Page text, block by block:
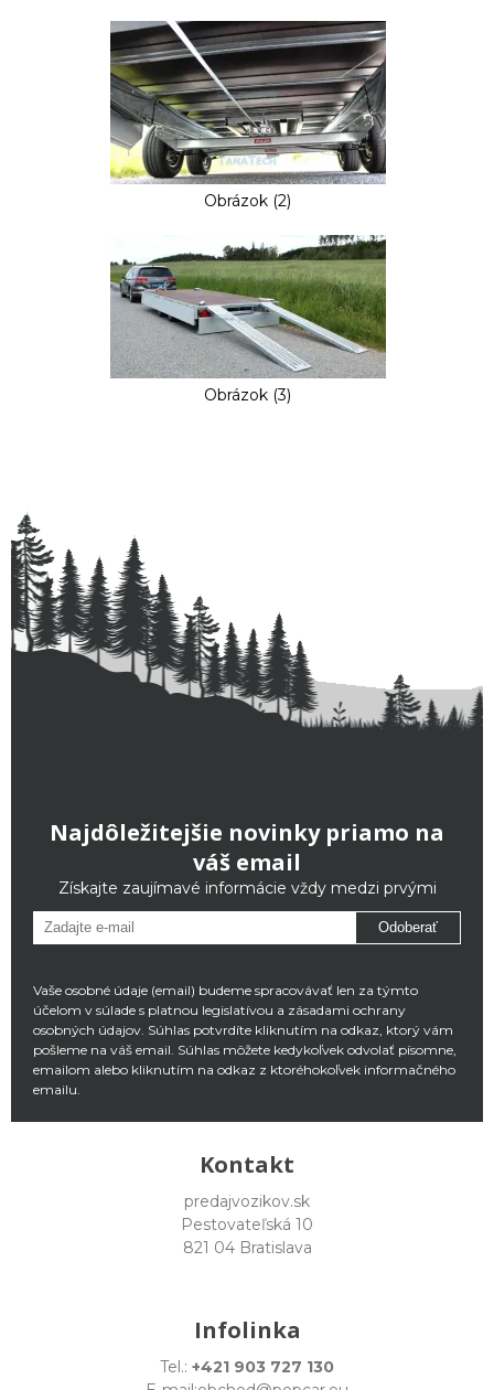
Obrázok (2)
Obrázok (3)
Najdôležitejšie novinky priamo na
váš email
Získajte zaujímavé informácie vždy medzi prvými
Odoberať
Vaše osobné údaje (email) budeme spracovávať len za týmto
účelom v súlade s platnou legislatívou a zásadami ochrany
osobných údajov. Súhlas potvrdíte kliknutím na odkaz, ktorý vám
pošleme na váš email. Súhlas môžete kedykoľvek odvolať písomne,
emailom alebo kliknutím na odkaz z ktoréhokoľvek informačného
emailu.
Kontakt
predajvozikov.sk
Pestovateľská 10
821 04 Bratislava
Infolinka
Tel.: +421 903 727 130